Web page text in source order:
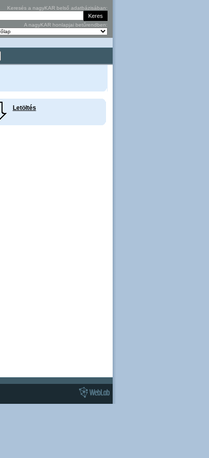
Keresés a nagyKAR belső adatbázisában:
A nagyKAR honlapjai betűrendben:
Letöltés